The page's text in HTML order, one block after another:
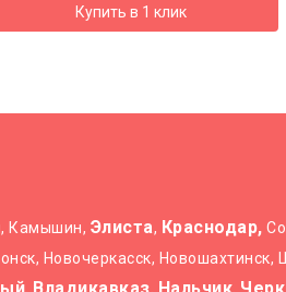
Купить в 1 клик
Камышин, Элиста, Краснодар,
Новочеркасск, Новошахтинск,
, Владикавказ, Нальчик,